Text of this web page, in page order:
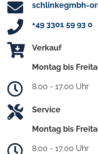
schlinkegmbh-
+49 3301 59 93 0
Verkauf
Montag bis
8.00 - 17.00 Uhr
Service
Montag bis
8.00 - 17.00 Uhr